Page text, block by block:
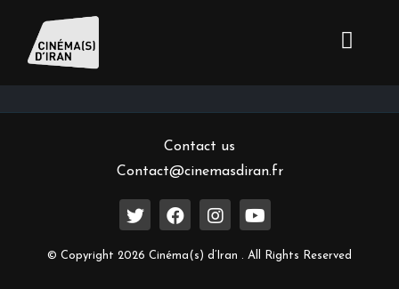
Inscrivez-vous à notre newsletter
Contact us
Contact@cinemasdiran.fr
© Copyright 2026 Cinéma(s) d’Iran . All Rights Reserved